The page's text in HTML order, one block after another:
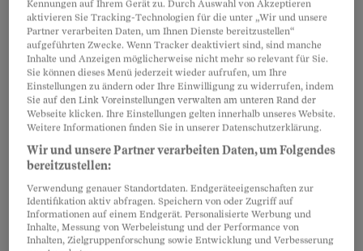
Drei Polizeieinsätze wurden bislang untersucht:
eine Hausdurchsuchung Ende 2016, die
Einweisung von Adam Quadroni in die
Psychiatrie mittelsfürsorgerischer
Unterbringung(FU) Mitte 2017 sowie ein
Einsatz Ende 2017.
Der Polizeikommandant von Graubünden,
Walter Schlegel, muss sich herbe Kritik gefallen
Kennungen auf Ihrem Gerät zu. Durch Auswahl von Akzeptieren
aktivieren Sie Tracking-Technologien für die unter „Wir und unsere
Partner verarbeiten Daten, um Ihnen Dienste bereitzustellen“
aufgeführten Zwecke. Wenn Tracker deaktiviert sind, sind manche
Inhalte und Anzeigen möglicherweise nicht mehr so relevant für Sie.
Sie können dieses Menü jederzeit wieder aufrufen, um Ihre
Einstellungen zu ändern oder Ihre Einwilligung zu widerrufen, indem
Sie auf den Link Voreinstellungen verwalten am unteren Rand der
Webseite klicken. Ihre Einstellungen gelten innerhalb unseres Website.
Weitere Informationen finden Sie in unserer Datenschutzerklärung.
Wir und unsere Partner verarbeiten Daten, um Folgendes
bereitzustellen:
Verwendung genauer Standortdaten. Endgeräteeigenschaften zur
Identifikation aktiv abfragen. Speichern von oder Zugriff auf
Informationen auf einem Endgerät. Personalisierte Werbung und
Inhalte, Messung von Werbeleistung und der Performance von
Inhalten, Zielgruppenforschung sowie Entwicklung und Verbesserung